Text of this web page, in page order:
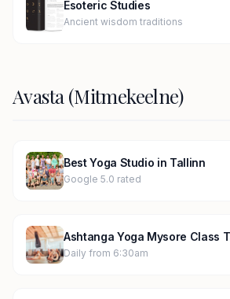
Esoteric Studies
Ancient wisdom traditions
Avasta (Mitmekeelne)
Best Yoga Studio in Tallinn
Google 5.0 rated
Ashtanga Yoga Mysore Class
Daily from 6:30am